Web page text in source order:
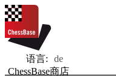
语言:
de
ChessBase商店